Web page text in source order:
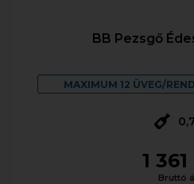
BB Pezsgő
MAXIMUM 12 ÜVEG/
1
Bruttó